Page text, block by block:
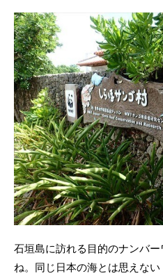
石垣島に訪れる目的のナンバ
ね。同じ日本の海とは思えな